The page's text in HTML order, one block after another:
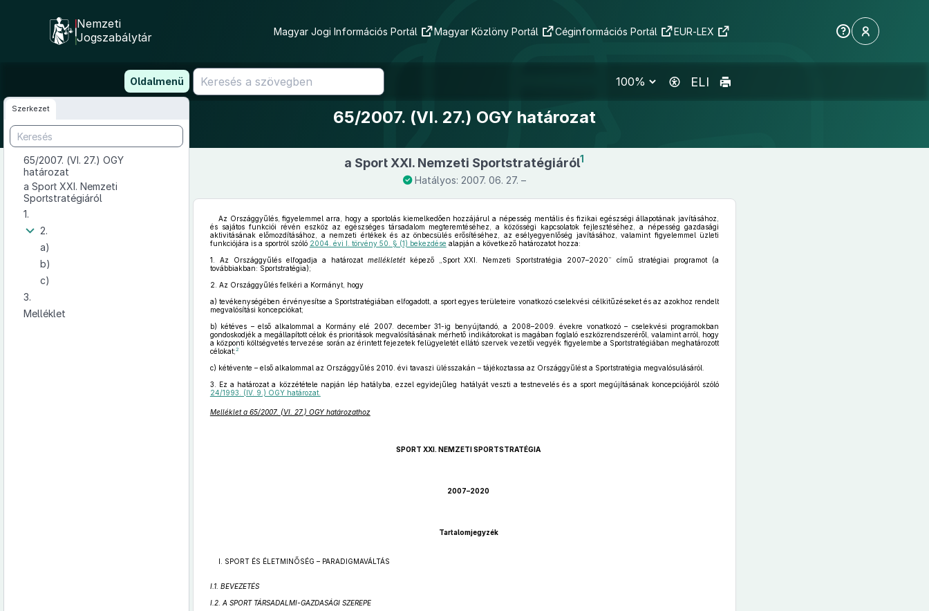
tartalomra
Nemzeti
Jogszabálytár
Magyar Jogi Információs Portál Magyar Közlöny Portál Céginformációs Portál EUR-LEX
Oldalmenü ELI
Szerkezet
65/2007. (VI. 27.) OGY
határozat
a Sport XXI. Nemzeti
Sportstratégiáról
1.
2.
a)
b)
c)
3.
Melléklet
65/2007. (VI. 27.) OGY határozat
a Sport XXI. Nemzeti Sportstratégiáról1
Hatályos: 2007. 06. 27. –
Az Országgyűlés, figyelemmel arra, hogy a sportolás kiemelkedően hozzájárul a népesség mentális és fizikai egészségi állapotának javításához,
és sajátos funkciói révén eszköz az egészséges társadalom megteremtéséhez, a közösségi kapcsolatok fejlesztéséhez, a népesség gazdasági
aktivitásának előmozdításához, a nemzeti értékek és az önbecsülés erősítéséhez, az esélyegyenlőség javításához, valamint figyelemmel üzleti
funkciójára is a sportról szóló 2004. évi I. törvény 50. § (1) bekezdése alapján a következő határozatot hozza:
1.
Az Országgyűlés elfogadja a határozat mellékletétképező „Sport XXI. Nemzeti Sportstratégia 2007–2020” című stratégiai programot (a
továbbiakban: Sportstratégia);
2. Az Országgyűlés felkéri a Kormányt, hogy
a) tevékenységében érvényesítse a Sportstratégiában elfogadott, a sport egyes területeire vonatkozó cselekvési célkitűzéseket és az azokhoz rendelt
megvalósítási koncepciókat;
b) kétéves – első alkalommal a Kormány elé 2007. december 31-ig benyújtandó, a 2008–2009. évekre vonatkozó – cselekvési programokban
gondoskodjék a megállapított célok és prioritások megvalósításának mérhető indikátorokat is magában foglaló eszközrendszeréről, valamint arról, hogy
a központi költségvetés tervezése során az érintett fejezetek felügyeletét ellátó szervek vezetői vegyék figyelembe a Sportstratégiában meghatározott
célokat;2
c) kétévente – első alkalommal az Országgyűlés 2010. évi tavaszi ülésszakán – tájékoztassa az Országgyűlést a Sportstratégia megvalósulásáról.
3.
Ez a határozat a közzététele napján lép hatályba, ezzel egyidejűleg hatályát veszti a testnevelés és a sport megújításának koncepciójáról szóló
24/1993. (IV. 9.) OGY határozat.
Melléklet a 65/2007. (VI. 27.) OGY határozathoz
SPORT XXI. NEMZETI SPORTSTRATÉGIA
2007–2020
Tartalomjegyzék
I. SPORT ÉS ÉLETMINŐSÉG – PARADIGMAVÁLTÁS
I.1. BEVEZETÉS
I.2. A SPORT TÁRSADALMI-GAZDASÁGI SZEREPE